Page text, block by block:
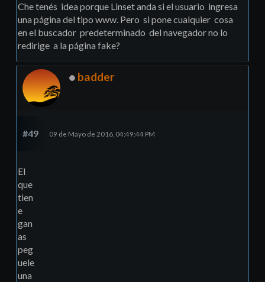
Che tenés idea porque Linset anda si el usuario ingresa
una página del tipo www. Pero si pone cualquier cosa
en el buscador predeterminado del navegador no lo
redirige a la página fake?
badder
#49 09 de Mayo de 2016, 04:49:44 PM
El
que
tien
e
gan
as
peg
uele
una